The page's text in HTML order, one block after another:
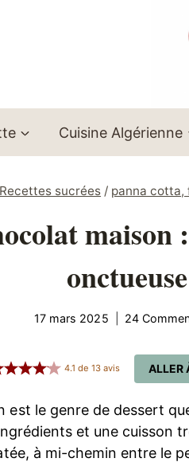
Cuisine Algérienne
Recettes sucrées / panna
maison
onctueuse
17 mars 2025 24
ALLER
4.1 de13 avis
le genre de dessert
et une cuisson
à mi-chemin entre le